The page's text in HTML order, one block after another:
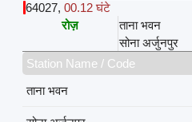
64027,00.12 घंटे
रोज़
ताना भवन
सोना अर्जुनपुर
Station Name / Code
ताना भवन